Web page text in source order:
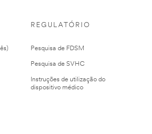
REGULATÓRIO
Pesquisa de FDSM
Pesquisa de SVHC
Instruções de utilização do
dispositivo médico